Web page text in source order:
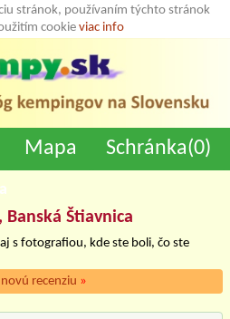
stránok, používaním týchto stránok
cookieviac info
Mapa Schránka(0)
Štiavnica
s fotografiou, kde ste boli, čo ste
recenziu »